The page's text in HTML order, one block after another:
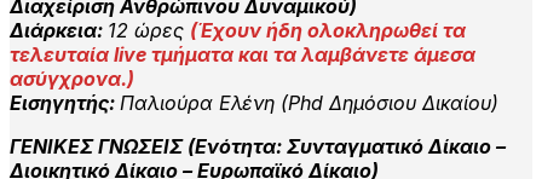
Διαχείριση Ανθρώπινου Δυναμικού)
Διάρκεια: 12 ώρες (Έχουν ήδη ολοκληρωθεί τα
τελευταία live τμήματα και τα λαμβάνετε άμεσα
ασύγχρονα.)
Εισηγητής: Παλιούρα Ελένη (Phd Δημόσιου Δικαίου)
ΓΕΝΙΚΕΣ ΓΝΩΣΕΙΣ (Ενότητα: Συνταγματικό Δίκαιο –
Διοικητικό Δίκαιο – Ευρωπαϊκό Δίκαιο)